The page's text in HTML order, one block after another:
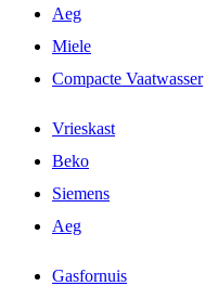
Aeg
Miele
Compacte Vaatwasser
Vrieskast
Beko
Siemens
Aeg
Gasfornuis